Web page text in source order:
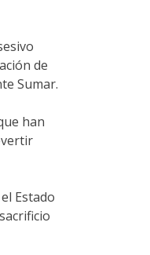
de
Sumar.
han
Estado